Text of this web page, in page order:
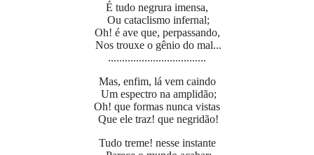
É tudo negrura imensa,
Ou cataclismo infernal;
Oh! é ave que, perpassando,
Nos trouxe o gênio do mal...
...................................
Mas, enfim, lá vem caindo
Um espectro na amplidão;
Oh! que formas nunca vistas
Que ele traz! que negridão!
Tudo treme! nesse instante